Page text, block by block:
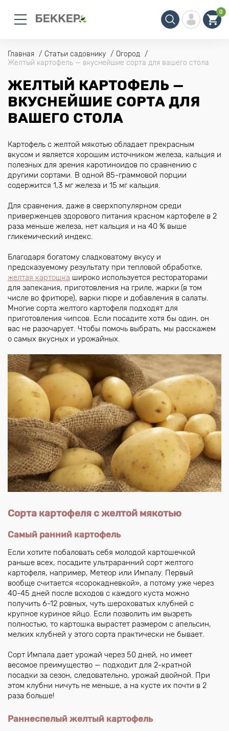
0
Главная Статьи садовнику
Огород
Желтый картофель — вкуснейшие сорта для вашего стола
ЖЕЛТЫЙ КАРТОФЕЛЬ —
ВКУСНЕЙШИЕ СОРТА ДЛЯ
ВАШЕГО СТОЛА
Картофель с желтой мякотью обладает прекрасным
вкусом и является хорошим источником железа, кальция и
полезных для зрения каротиноидов по сравнению с
другими сортами. В одной 85-граммовой порции
содержится 1,3 мг железа и 15 мг кальция.
Для сравнения, даже в сверхпопулярном среди
приверженцев здорового питания красном картофеле в 2
раза меньше железа, нет кальция и на 40 % выше
гликемический индекс.
Благодаря богатому сладковатому вкусу и
предсказуемому результату при тепловой обработке,
желтая картошка широко используется рестораторами
для запекания, приготовления на гриле, жарки (в том
числе во фритюре), варки пюре и добавления в салаты.
Многие сорта желтого картофеля подходят для
приготовления чипсов. Если посадите хотя бы один, он
вас не разочарует. Чтобы помочь выбрать, мы расскажем
о самых вкусных и урожайных.
Сорта картофеля с желтой мякотью
Самый ранний картофель
Если хотите побаловать себя молодой картошечкой
раньше всех, посадите ультраранний сорт желтого
картофеля, например, Метеор или Импалу. Первый
вообще считается «сорокадневкой», а потому уже через
40-45 дней после всходов с каждого куста можно
получить 6-12 ровных, чуть шероховатых клубней с
крупное куриное яйцо. Если позволить им вызреть
полностью, то картошка вырастет размером с апельсин,
мелких клубней у этого сорта практически не бывает.
Сорт Импала дает урожай через 50 дней, но имеет
весомое преимущество — подходит для 2-кратной
посадки за сезон, следовательно, урожай двойной. При
этом клубни ничуть не меньше, а на кусте их почти в 2
раза больше!
Раннеспелый желтый картофель